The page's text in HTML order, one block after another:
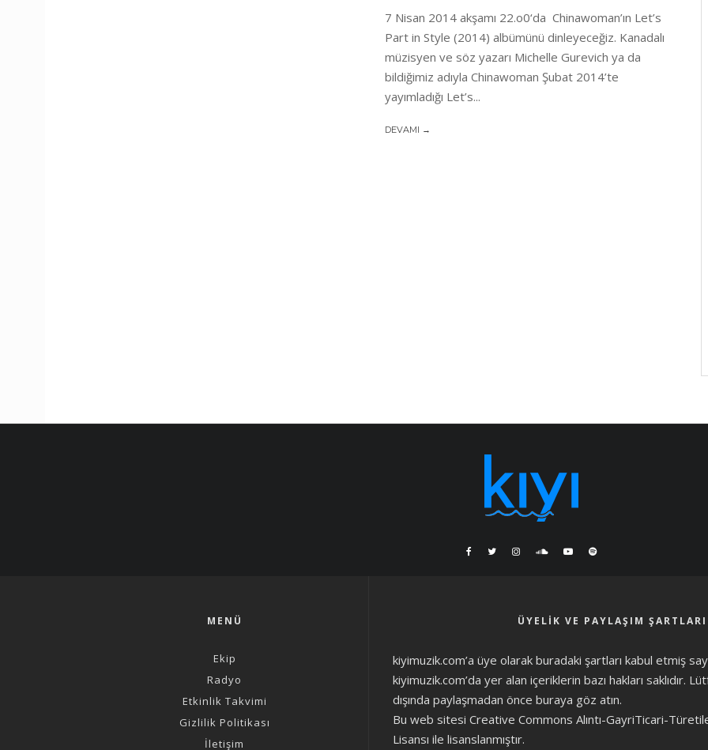
7 Nisan 2014 akşamı 22.o0‘da Chinawoman’ın Let’s
Part in Style (2014) albümünü dinleyeceğiz. Kanadalı
müzisyen ve söz yazarı Michelle Gurevich ya da
bildiğimiz adıyla Chinawoman Şubat 2014’te
yayımladığı Let’s...
DEVAMI →
MENÜ
Ekip
Radyo
Etkinlik Takvimi
Gizlilik Politikası
İletişim
ÜYELIK VE PAYLAŞIM ŞARTLARI
kiyimuzik.com’a üye olarak buradaki şartları kabul etmiş
kiyimuzik.com’da yer alan içeriklerin bazı hakları saklıdır.
dışında paylaşmadan önce buraya göz atın.
Bu web sitesi Creative Commons Alıntı-GayriTicari-
Lisansı ile lisanslanmıştır.